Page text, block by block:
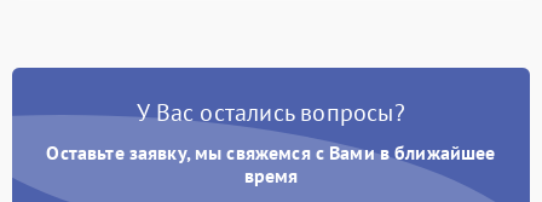
Не ключается вытяжка 550 ₽ Подробнее →
конденсатора
1000 ₽ Подробнее →
У Вас остались вопросы?
Оставьте заявку, мы свяжемся с Вами в ближайшее
время